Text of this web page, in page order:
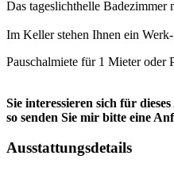
Das tageslichthelle
Im Keller stehen Ihnen ein
Pauschalmiete für 1 Mieter oder
Sie interessieren sich für
so senden Sie mir bitte eine
Ausstattungsdetails